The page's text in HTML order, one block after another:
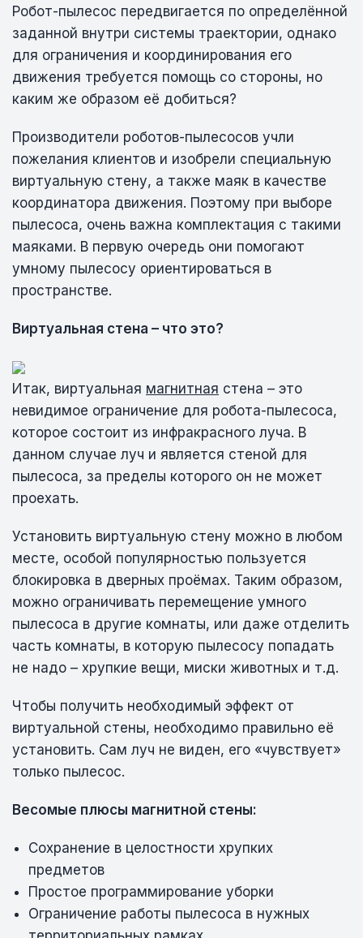
Робот-пылесос передвигается по определённой
заданной внутри системы траектории, однако
для ограничения и координирования его
движения требуется помощь со стороны, но
каким же образом её добиться?
Производители роботов-пылесосов учли
пожелания клиентов и изобрели специальную
виртуальную стену, а также маяк в качестве
координатора движения. Поэтому при выборе
пылесоса, очень важна комплектация с такими
маяками. В первую очередь они помогают
умному пылесосу ориентироваться в
пространстве.
Виртуальная стена – что это?
Итак, виртуальная магнитная стена – это
невидимое ограничение для робота-пылесоса,
которое состоит из инфракрасного луча. В
данном случае луч и является стеной для
пылесоса, за пределы которого он не может
проехать.
Установить виртуальную стену можно в любом
месте, особой популярностью пользуется
блокировка в дверных проёмах. Таким образом,
можно ограничивать перемещение умного
пылесоса в другие комнаты, или даже отделить
часть комнаты, в которую пылесосу попадать
не надо – хрупкие вещи, миски животных и т.д.
Чтобы получить необходимый эффект от
виртуальной стены, необходимо правильно её
установить. Сам луч не виден, его «чувствует»
только пылесос.
Весомые плюсы магнитной стены:
Сохранение в целостности хрупких
предметов
Простое программирование уборки
Ограничение работы пылесоса в нужных